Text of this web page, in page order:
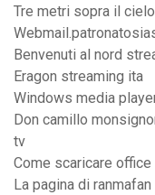
Tre metri sopra il
Benvenuti al nord
Eragon streaming ita
Windows media
Don camillo
tv
Come scaricare
La pagina di ranmafan